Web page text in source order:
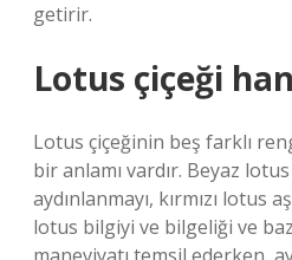
getirir.
Lotus çiçeği
Lotus çiçeğinin beş farklı
bir anlamı vardır. Beyaz
aydınlanmayı, kırmızı lotus
lotus bilgiyi ve bilgeliği ve